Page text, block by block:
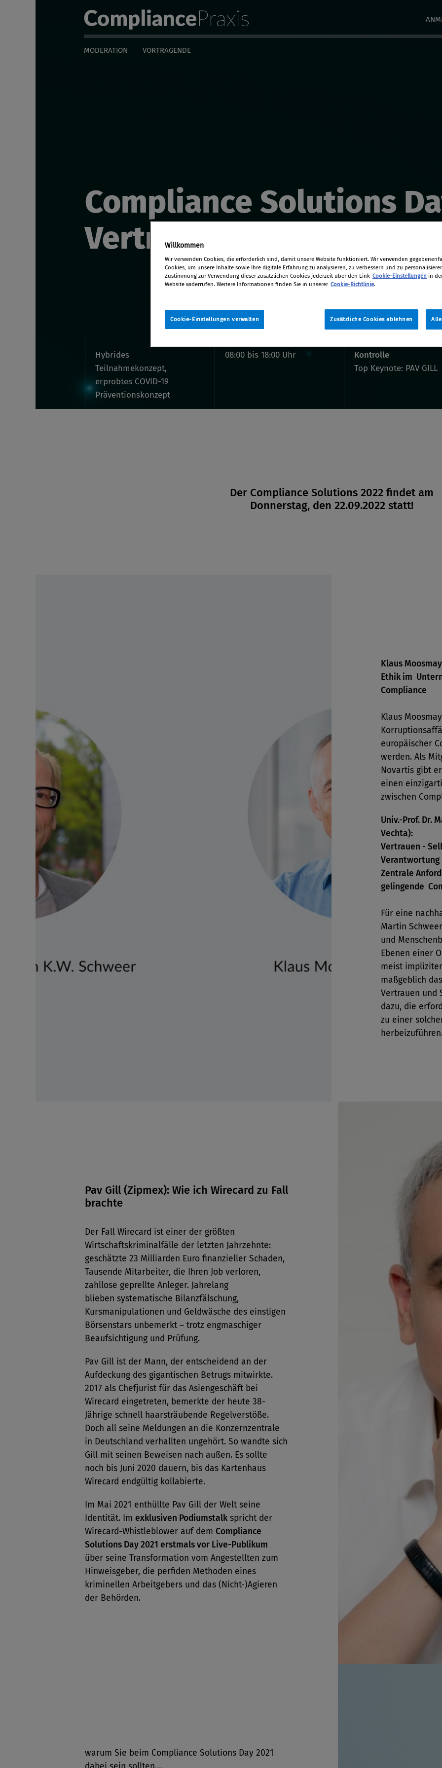
Compliance Praxis
Servicenavigation
Navigation
MODERATION VORTRAGENDE
Compliance Solutions
Vertrauen und Kontrolle
Hybrides
Teilnahmekonzept,
erprobtes COVID-19
Präventionskonzept
08:00 bis 18:00 Uhr
Kontrolle
Top Keynote: PAV GILL
Der Compliance Solutions 2022 findet am
Donnerstag, den 22.09.2022 statt!
Klaus
Ethik im
Compliance
Klaus
europäischer
werden. Als
Novartis gibt
einen
zwischen
Univ.-Prof. Dr.
Vechta):
Vertrauen -
Verantwortung
Zentrale
gelingende
Für eine
Martin
und
Ebenen einer
meist
maßgeblich
Vertrauen und
dazu, die
zu einer
Pav Gill (Zipmex): Wie ich Wirecard zu Fall
brachte
Der Fall Wirecard ist einer der größten
Wirtschaftskriminalfälle der letzten Jahrzehnte:
geschätzte 23 Milliarden Euro finanzieller Schaden,
Tausende Mitarbeiter, die Ihren Job verloren,
zahllose geprellte Anleger. Jahrelang
blieben systematische Bilanzfälschung,
Kursmanipulationen und Geldwäsche des einstigen
Börsenstars unbemerkt – trotz engmaschiger
Beaufsichtigung und Prüfung.
Pav Gill ist der Mann, der entscheidend an der
Aufdeckung des gigantischen Betrugs mitwirkte.
2017 als Chefjurist für das Asiengeschäft bei
Wirecard eingetreten, bemerkte der heute 38-
Jährige schnell haarsträubende Regelverstöße.
Doch all seine Meldungen an die Konzernzentrale
in Deutschland verhallten ungehört. So wandte sich
Gill mit seinen Beweisen nach außen. Es sollte
noch bis Juni 2020 dauern, bis das Kartenhaus
Wirecard endgültig kollabierte.
Im Mai 2021 enthüllte Pav Gill der Welt seine
Identität. Im exklusiven Podiumstalk spricht der
Wirecard-Whistleblower auf dem Compliance
Solutions Day 2021 erstmals vor Live-Publikum
über seine Transformation vom Angestellten zum
Hinweisgeber, die perfiden Methoden eines
kriminellen Arbeitgebers und das (Nicht-)Agieren
der Behörden.
warum Sie beim Compliance Solutions Day 2021
Willkommen
Wir verwenden Cookies, die erforderlich sind, damit unsere Website funktioniert. Wir verwenden
Cookies, um unsere Inhalte sowie Ihre digitale Erfahrung zu analysieren, zu verbessern und zu
Zustimmung zur Verwendung dieser zusätzlichen Cookies jederzeit über den Link Cookie-Einstellungen in
Website widerrufen. Weitere Informationen finden Sie in unserer Cookie-Richtlinie.
Zusätzliche Cookies ablehnen
Cookie-Einstellungen verwalten